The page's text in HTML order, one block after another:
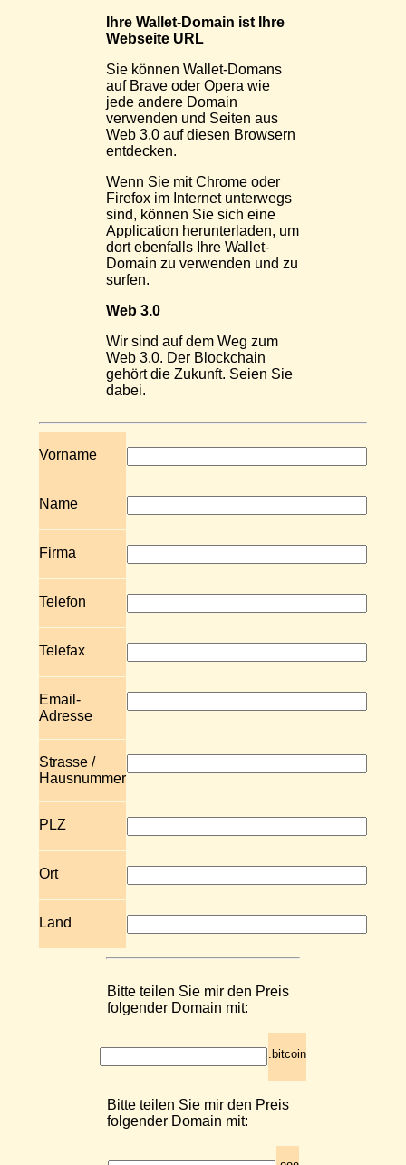
Ihre Wallet-Domain ist Ihre
Webseite URL
Sie können Wallet-Domans
auf Brave oder Opera wie
jede andere Domain
verwenden und Seiten aus
Web 3.0 auf diesen Browsern
entdecken.
Wenn Sie mit Chrome oder
Firefox im Internet unterwegs
sind, können Sie sich eine
Application herunterladen, um
dort ebenfalls Ihre Wallet-
Domain zu verwenden und zu
surfen.
Web 3.0
Wir sind auf dem Weg zum
Web 3.0. Der Blockchain
gehört die Zukunft. Seien Sie
dabei.
Vorname
Name
Firma
Telefon
Telefax
Email-
Adresse
Strasse /
Hausnummer
PLZ
Ort
Land
Bitte teilen Sie mir den Preis
folgender Domain mit:
.bitcoin
Bitte teilen Sie mir den Preis
folgender Domain mit: